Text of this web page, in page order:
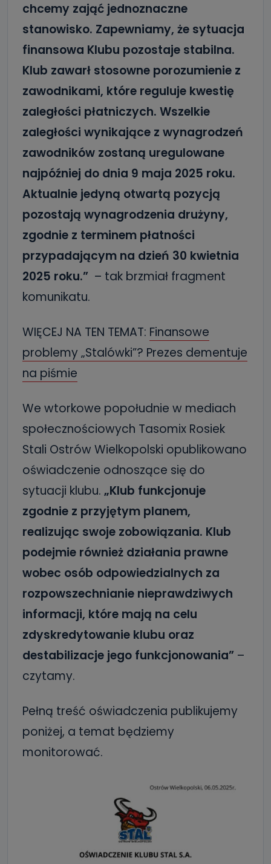
chcemy zająć jednoznaczne
stanowisko. Zapewniamy, że sytuacja
finansowa Klubu pozostaje stabilna.
Klub zawarł stosowne porozumienie z
zawodnikami, które reguluje kwestię
zaległości płatniczych. Wszelkie
zaległości wynikające z wynagrodzeń
zawodników zostaną uregulowane
najpóźniej do dnia 9 maja 2025 roku.
Aktualnie jedyną otwartą pozycją
pozostają wynagrodzenia drużyny,
zgodnie z terminem płatności
przypadającym na dzień 30 kwietnia
2025 roku.” – tak brzmiał fragment
komunikatu.
WIĘCEJ NA TEN TEMAT: Finansowe
problemy „Stalówki”? Prezes dementuje
na piśmie
We wtorkowe popołudnie w mediach
społecznościowych Tasomix Rosiek
Stali Ostrów Wielkopolski opublikowano
oświadczenie odnoszące się do
sytuacji klubu. „Klub funkcjonuje
zgodnie z przyjętym planem,
realizując swoje zobowiązania. Klub
podejmie również działania prawne
wobec osób odpowiedzialnych za
rozpowszechnianie nieprawdziwych
informacji, które mają na celu
zdyskredytowanie klubu oraz
destabilizacje jego funkcjonowania” –
czytamy.
Pełną treść oświadczenia publikujemy
poniżej, a temat będziemy
monitorować.